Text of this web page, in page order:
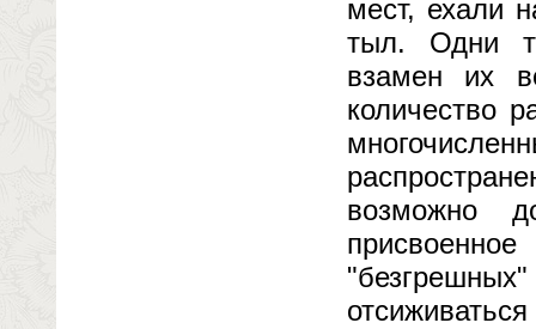
мест, ехали
тыл. Одни
взамен их
количество
возможно